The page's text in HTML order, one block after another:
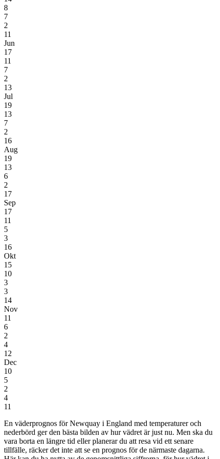
8
7
2
11
Jun
17
11
7
2
13
Jul
19
13
7
2
16
Aug
19
13
6
2
17
Sep
17
11
5
3
16
Okt
15
10
3
3
14
Nov
11
6
2
4
12
Dec
10
5
2
4
11
En väderprognos för Newquay i England med temperaturer och
nederbörd ger den bästa bilden av hur vädret är just nu. Men ska du
vara borta en längre tid eller planerar du att resa vid ett senare
tillfälle, räcker det inte att se en prognos för de närmaste dagarna.